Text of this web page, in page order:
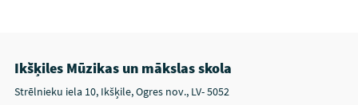
Ikšķiles Mūzikas un mākslas skola
Strēlnieku iela 10, Ikšķile, Ogres nov., LV- 5052